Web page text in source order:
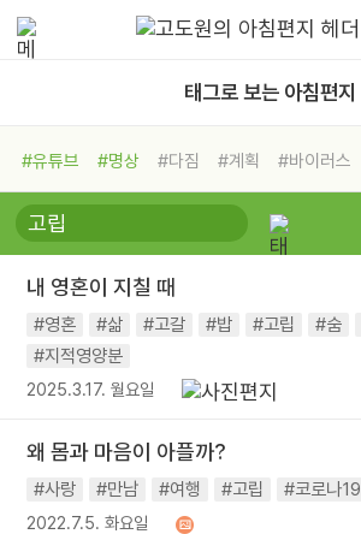
태그로 보는 아침편지
#유튜브 #명상 #다짐 #계획 #바이러스
#비전캠프
#독서캠프 #삶
#희망
#나눔 #친구 #링컨학교
#독서
#건강 #면역력
내 영혼이 지칠 때
#영혼 #삶 #고갈 #밥 #고립 #숨
#지적영양분
2025.3.17. 월요일
왜 몸과 마음이 아플까?
#사랑 #만남 #여행 #고립 #코로나19
2022.7.5. 화요일